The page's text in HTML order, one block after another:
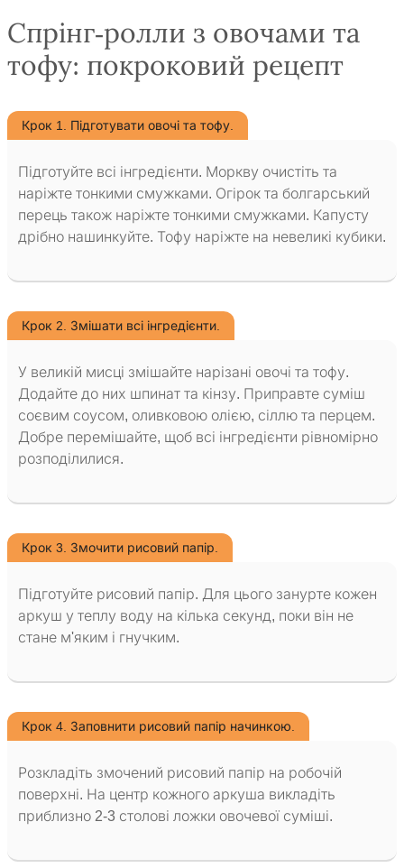
Спрінг-ролли з овочами та
тофу: покроковий рецепт
Крок 1. Підготувати овочі та тофу.
Підготуйте всі інгредієнти. Моркву очистіть та
наріжте тонкими смужками. Огірок та болгарський
перець також наріжте тонкими смужками. Капусту
дрібно нашинкуйте. Тофу наріжте на невеликі кубики.
Крок 2. Змішати всі інгредієнти.
У великій мисці змішайте нарізані овочі та тофу.
Додайте до них шпинат та кінзу. Приправте суміш
соєвим соусом, оливковою олією, сіллю та перцем.
Добре перемішайте, щоб всі інгредієнти рівномірно
розподілилися.
Крок 3. Змочити рисовий папір.
Підготуйте рисовий папір. Для цього занурте кожен
аркуш у теплу воду на кілька секунд, поки він не
стане м'яким і гнучким.
Крок 4. Заповнити рисовий папір начинкою.
Розкладіть змочений рисовий папір на робочій
поверхні. На центр кожного аркуша викладіть
приблизно 2-3 столові ложки овочевої суміші.